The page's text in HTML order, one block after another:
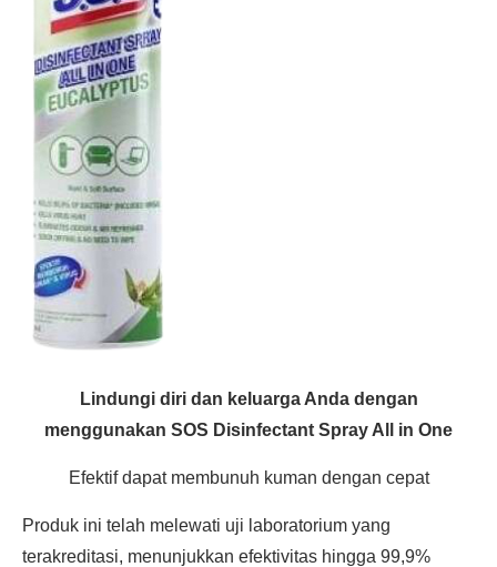
Lindungi diri dan keluarga Anda dengan
menggunakan SOS Disinfectant Spray All in One
Efektif dapat membunuh kuman dengan cepat
Produk ini telah melewati uji laboratorium yang
terakreditasi, menunjukkan efektivitas hingga 99,9%